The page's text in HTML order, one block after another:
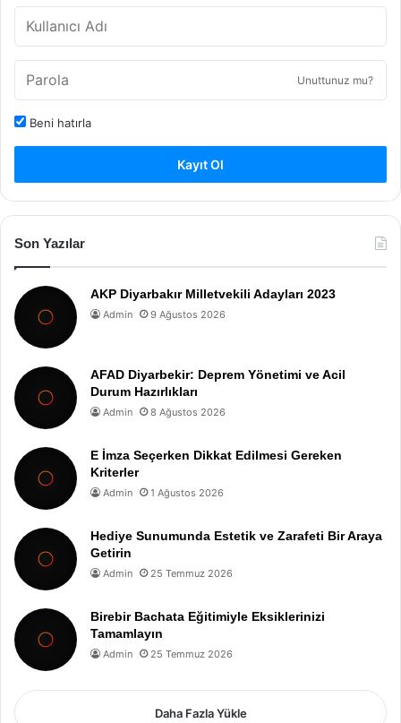
Unuttunuz mu?
Beni hatırla
Kayıt Ol
Son Yazılar
AKP Diyarbakır Milletvekili Adayları 2023
Admin 9 Ağustos 2026
AFAD Diyarbekir: Deprem Yönetimi ve Acil
Durum Hazırlıkları
Admin 8 Ağustos 2026
E İmza Seçerken Dikkat Edilmesi Gereken
Kriterler
Admin 1 Ağustos 2026
Hediye Sunumunda Estetik ve Zarafeti Bir Araya
Getirin
Admin 25 Temmuz 2026
Birebir Bachata Eğitimiyle Eksiklerinizi
Tamamlayın
Admin 25 Temmuz 2026
Daha Fazla Yükle